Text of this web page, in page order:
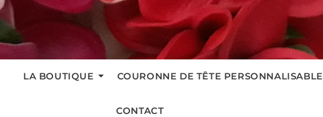
LA BOUTIQUE COURONNE DE TÊTE PERSONNALISABLE
CONTACT